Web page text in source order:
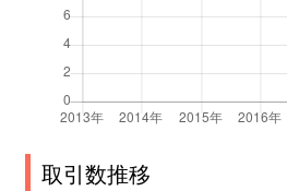
取引数推移